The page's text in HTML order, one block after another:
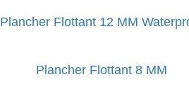
Plancher Flottant 12 MM
Plancher Flottant 8 MM